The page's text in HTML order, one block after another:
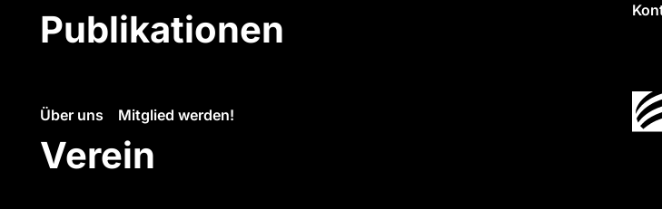
Publikationen
Über uns Mitglied werden!
Verein